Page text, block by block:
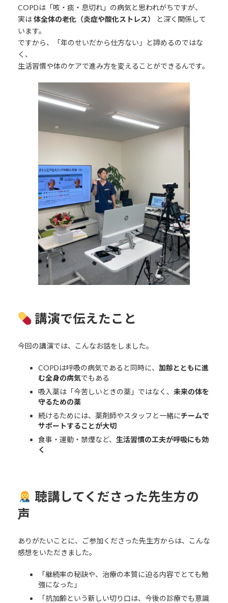
COPDは「咳・痰・息切れ」の病気と思われがちですが、
実は体全体の老化（炎症や酸化ストレス）
と深く関係して
います。
ですから、「年のせいだから仕方ない」と諦めるのではな
く、
生活習慣や体のケアで進み方を変えることができるんです。
講演で伝えたこと
今回の講演では、こんなお話をしました。
COPDは呼吸の病気であると同時に、 加齢とともに進
む全身の病気でもある
吸入薬は「今苦しいときの薬」ではなく、 未来の体を
守るための薬
続けるためには、薬剤師やスタッフと一緒にチームで
サポートすることが大切
食事・運動・禁煙など、 生活習慣の工夫が呼吸にも効
く
聴講してくださった先生方の
声
ありがたいことに、ご参加くださった先生方からは、こんな
感想をいただきました。
「継続率の秘訣や、治療の本質に迫る内容でとても勉
強になった」
「抗加齢という新しい切り口は、今後の診療でも意識